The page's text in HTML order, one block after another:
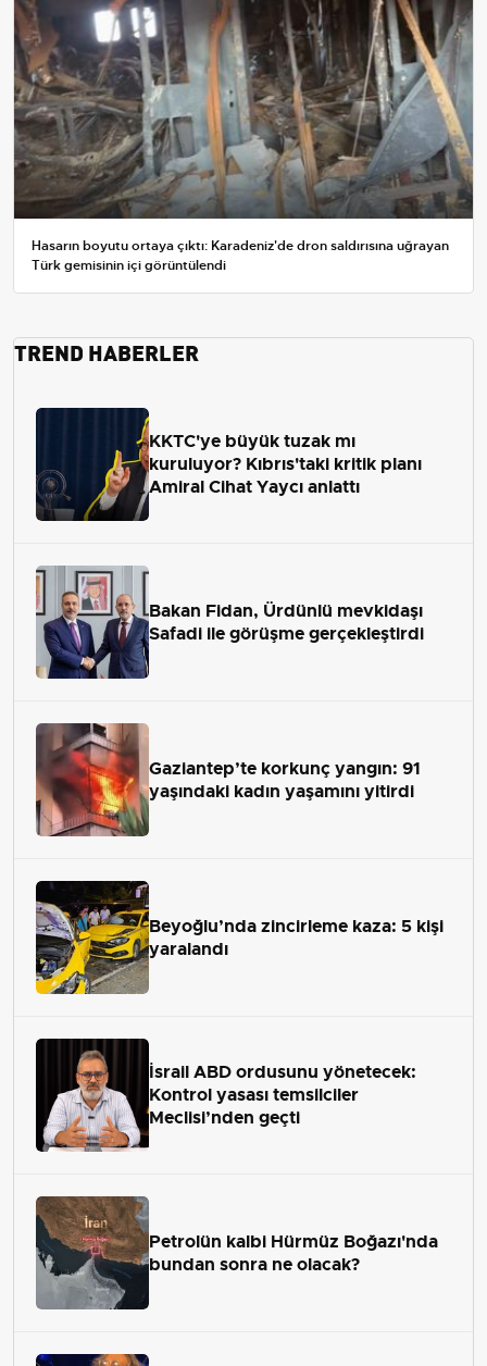
Hasarın boyutu ortaya çıktı: Karadeniz'de dron saldırısına uğrayan
Türk gemisinin içi görüntülendi
TREND HABERLER
KKTC'ye büyük tuzak mı
kuruluyor? Kıbrıs'taki kritik planı
Amiral Cihat Yaycı anlattı
Bakan Fidan, Ürdünlü mevkidaşı
Safadi ile görüşme gerçekleştirdi
Gaziantep’te korkunç yangın: 91
yaşındaki kadın yaşamını yitirdi
Beyoğlu’nda zincirleme kaza: 5 kişi
yaralandı
İsrail ABD ordusunu yönetecek:
Kontrol yasası temsilciler
Meclisi’nden geçti
Petrolün kalbi Hürmüz Boğazı'nda
bundan sonra ne olacak?